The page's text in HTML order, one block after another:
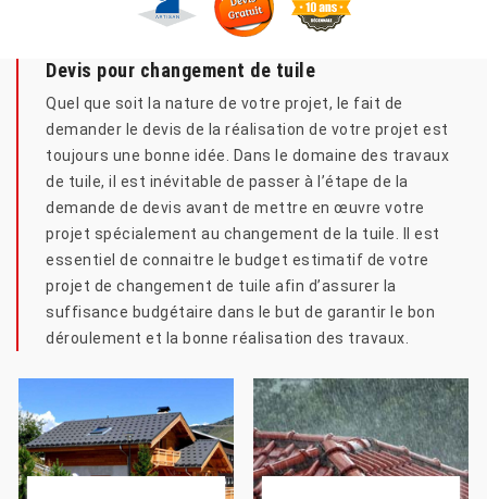
Devis pour changement de tuile
Quel que soit la nature de votre projet, le fait de
demander le devis de la réalisation de votre projet est
toujours une bonne idée. Dans le domaine des travaux
de tuile, il est inévitable de passer à l’étape de la
demande de devis avant de mettre en œuvre votre
projet spécialement au changement de la tuile. Il est
essentiel de connaitre le budget estimatif de votre
projet de changement de tuile afin d’assurer la
suffisance budgétaire dans le but de garantir le bon
déroulement et la bonne réalisation des travaux.